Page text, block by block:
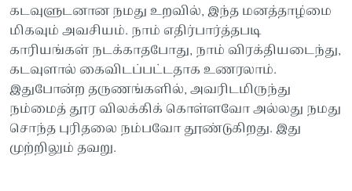
கடவுளுடனான நமது உறவில், இந்த மனத்தாழ்மை
மிகவும் அவசியம். நாம் எதிர்பார்த்தபடி
காரியங்கள் நடக்காதபோது, நாம் விரக்தியடைந்து,
கடவுளால் கைவிடப்பட்டதாக உணரலாம்.
இதுபோன்ற தருணங்களில், அவரிடமிருந்து
நம்மைத் தூர விலக்கிக் கொள்ளவோ அல்லது நமது
சொந்த புரிதலை நம்பவோ தூண்டுகிறது. இது
முற்றிலும் தவறு.